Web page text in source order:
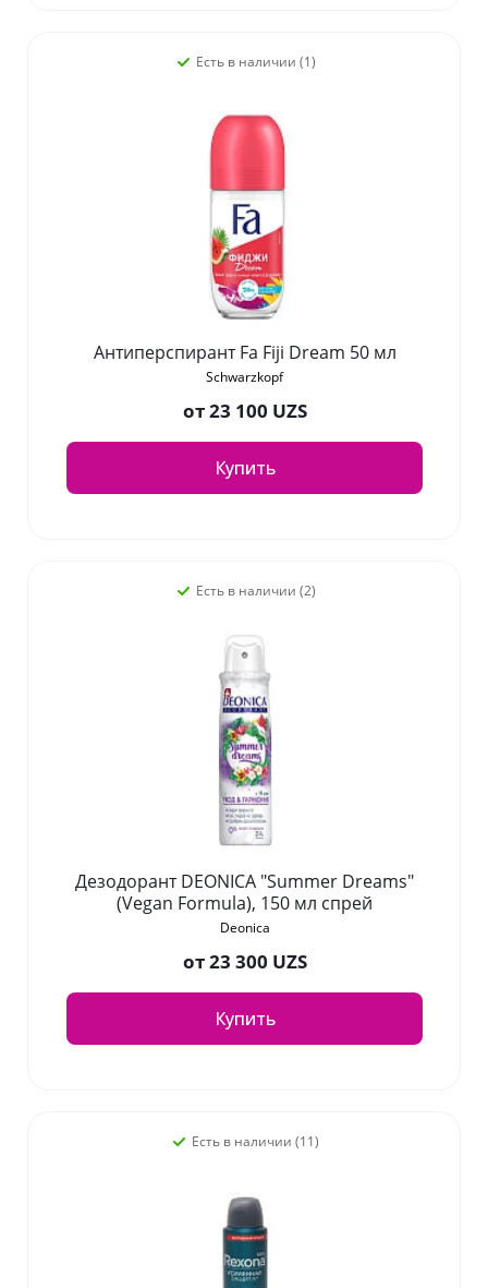
Есть в наличии (1)
Антиперспирант Fa Fiji Dream 50 мл
Schwarzkopf
от23 100 UZS
Купить
Есть в наличии (2)
Дезодорант DEONICA "Summer Dreams"
(Vegan Formula), 150 мл спрей
Deonica
от23 300 UZS
Купить
Есть в наличии (11)